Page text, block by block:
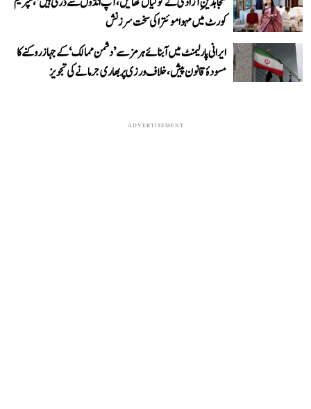
کورٹ میں مہوا موئترا کی سخت سرزنش
ایرانی پارلیمنٹ میں آبنائے ہرمز سے ’دشمن ممالک‘ کے جہاز روکنے کا
مسودۂ قانون پیش، خلاف ورزی پر بھاری جرمانے کی تجویز
ADVERTISEMENT